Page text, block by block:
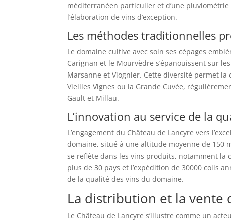
méditerranéen particulier et d’une
l’élaboration de vins d’exception.
Les méthodes traditionnelles
Le domaine cultive avec soin ses cépages
Carignan et le Mourvèdre s’épanouissent sur
Marsanne et Viognier. Cette diversité permet la
Vieilles Vignes ou la Grande Cuvée,
Gault et Millau.
L’innovation au service de la
L’engagement du Château de Lancyre vers
domaine, situé à une altitude moyenne de 150
se reflète dans les vins produits, notamment la
plus de 30 pays et l’expédition de 30000 colis
de la qualité des vins du domaine.
La distribution et la vente
Le Château de Lancyre s’illustre comme un